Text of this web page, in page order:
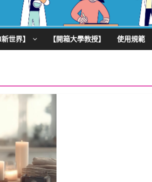
新世界】 【開箱大學教授】 使用規範